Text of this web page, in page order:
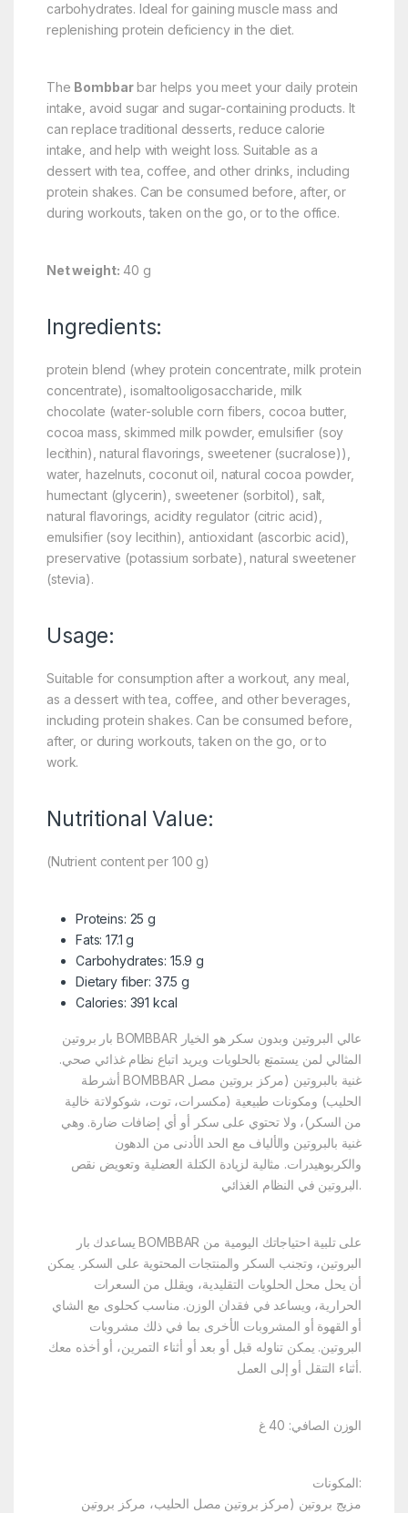
carbohydrates. Ideal for gaining muscle mass and
replenishing protein deficiency in the diet.
The Bombbarbar helps you meet your daily protein
intake, avoid sugar and sugar-containing products. It
can replace traditional desserts, reduce calorie
intake, and help with weight loss. Suitable as a
dessert with tea, coffee, and other drinks, including
protein shakes. Can be consumed before, after, or
during workouts, taken on the go, or to the office.
Net weight: 40 g
Ingredients:
protein blend (whey protein concentrate, milk protein
concentrate), isomaltooligosaccharide, milk
chocolate (water-soluble corn fibers, cocoa butter,
cocoa mass, skimmed milk powder, emulsifier (soy
lecithin), natural flavorings, sweetener (sucralose)),
water, hazelnuts, coconut oil, natural cocoa powder,
humectant (glycerin), sweetener (sorbitol), salt,
natural flavorings, acidity regulator (citric acid),
emulsifier (soy lecithin), antioxidant (ascorbic acid),
preservative (potassium sorbate), natural sweetener
(stevia).
Usage:
Suitable for consumption after a workout, any meal,
as a dessert with tea, coffee, and other beverages,
including protein shakes. Can be consumed before,
after, or during workouts, taken on the go, or to
work.
Nutritional Value:
(Nutrient content per 100 g)
Proteins: 25 g
Fats: 17.1 g
Carbohydrates: 15.9 g
Dietary fiber: 37.5 g
Calories: 391 kcal
بار بروتين BOMBBAR عالي البروتين وبدون سكر هو الخيار
المثالي لمن يستمتع بالحلويات ويريد اتباع نظام غذائي صحي.
أشرطة BOMBBAR غنية بالبروتين (مركز بروتين مصل
الحليب) ومكونات طبيعية (مكسرات، توت، شوكولاتة خالية
من السكر)، ولا تحتوي على سكر أو أي إضافات ضارة. وهي
غنية بالبروتين والألياف مع الحد الأدنى من الدهون
والكربوهيدرات. مثالية لزيادة الكتلة العضلية وتعويض نقص
البروتين في النظام الغذائي.
يساعدك بار BOMBBAR على تلبية احتياجاتك اليومية من
البروتين، وتجنب السكر والمنتجات المحتوية على السكر. يمكن
أن يحل محل الحلويات التقليدية، ويقلل من السعرات
الحرارية، ويساعد في فقدان الوزن. مناسب كحلوى مع الشاي
أو القهوة أو المشروبات الأخرى بما في ذلك مشروبات
البروتين. يمكن تناوله قبل أو بعد أو أثناء التمرين، أو أخذه معك
أثناء التنقل أو إلى العمل.
الوزن الصافي: 40 غ
المكونات:
مزيج بروتين (مركز بروتين مصل الحليب، مركز بروتين